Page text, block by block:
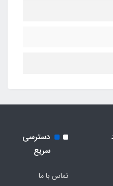
دسترسی
سریع
تماس با ما